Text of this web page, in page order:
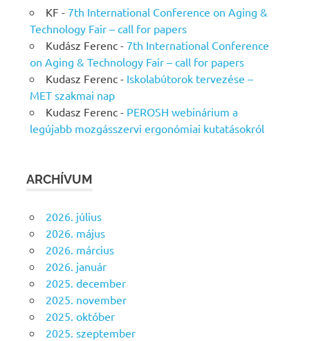
KF - 7th International Conference on Aging &
Technology Fair – call for papers
Kudász Ferenc - 7th International Conference
on Aging & Technology Fair – call for papers
Kudasz Ferenc - Iskolabútorok tervezése –
MET szakmai nap
Kudasz Ferenc - PEROSH webinárium a
legújabb mozgásszervi ergonómiai kutatásokról
ARCHÍVUM
2026. július
2026. május
2026. március
2026. január
2025. december
2025. november
2025. október
2025. szeptember